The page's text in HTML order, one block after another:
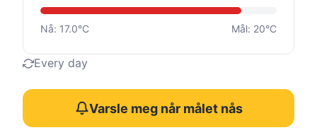
Nå: 17.0°C Mål: 20°C
Every day
Varsle meg når målet nås